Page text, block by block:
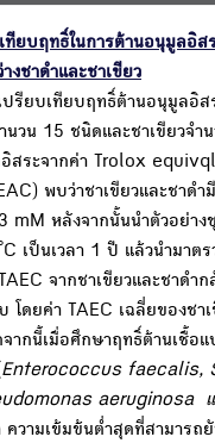
ทียบฤทธิ์ในการต้านอนุมูลอิส
งชาดำและชาเขียว
ปรียบเทียบฤทธิ์ต้านอนุมูลอิส
นวน 15 ชนิดและชาเขียวจำ
สระจากค่า Trolox
พบว่าชาเขียวและชาดำ
mM หลังจากนั้นนำตัวอย่าง
เป็นเวลา 1 ปี แล้วนำมาตร
จากชาเขียวและชาดำ
โดยค่า TAEC เฉลี่ยของชา
ากนี้เมื่อศึกษาฤทธิ์ต้านเชื้อ
Enterococcus faecalis,
aeruginosa
วามเข้มข้นต่ำสุดที่สามารถยั